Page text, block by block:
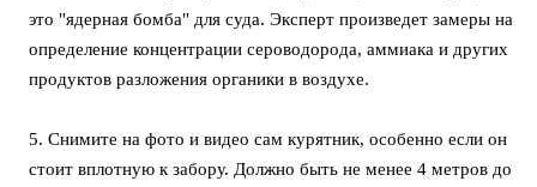
это "ядерная бомба" для суда. Эксперт произведет замеры на
определение концентрации сероводорода, аммиака и других
продуктов разложения органики в воздухе.
5. Снимите на фото и видео сам курятник, особенно если он
стоит вплотную к забору. Должно быть не менее 4 метров до